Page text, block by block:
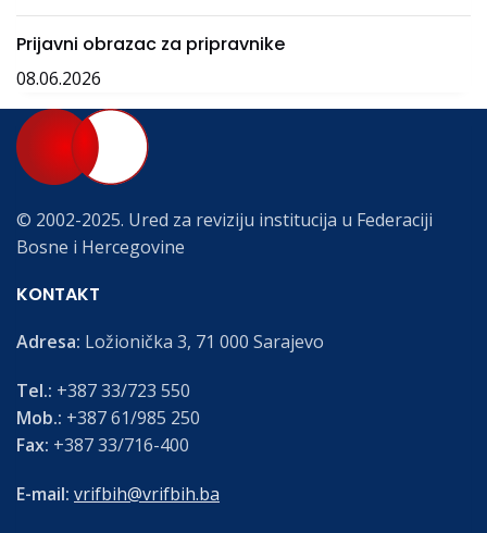
Prijavni obrazac za pripravnike
08.06.2026
© 2002-2025. Ured za reviziju institucija u Federaciji
Bosne i Hercegovine
KONTAKT
Adresa: Ložionička 3, 71 000 Sarajevo
Tel.: +387 33/723 550
Mob.: +387 61/985 250
Fax: +387 33/716-400
E-mail: vrifbih@vrifbih.ba